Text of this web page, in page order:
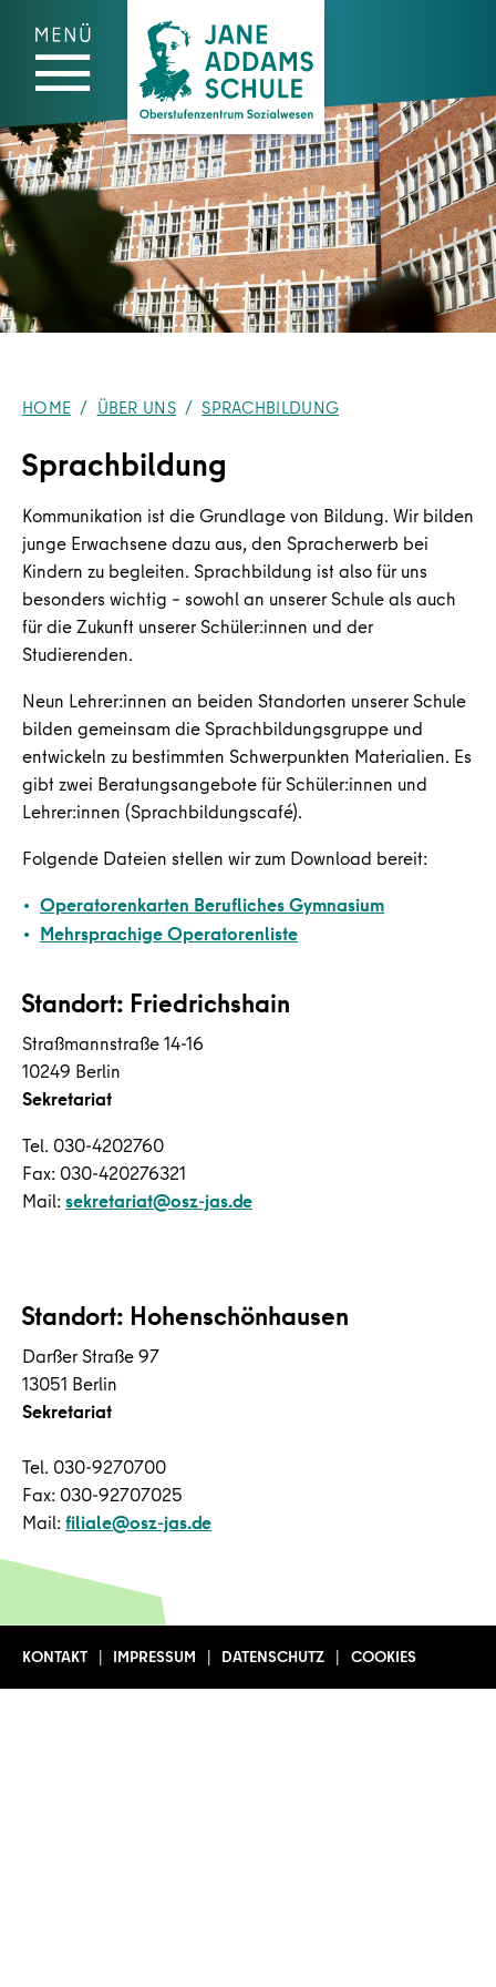
Zum Hauptinhalt springen
Zum Fußzeilenmenü springen
Zum Cookie-Banner springen
HOME ÜBER UNS SPRACHBILDUNG
Sprachbildung
Kommunikation ist die Grundlage von Bildung. Wir bilden
junge Erwachsene dazu aus, den Spracherwerb bei
Kindern zu begleiten. Sprachbildung ist also für uns
besonders wichtig – sowohl an unserer Schule als auch
für die Zukunft unserer Schüler:innen und der
Studierenden.
Neun Lehrer:innen an beiden Standorten unserer Schule
bilden gemeinsam die Sprachbildungsgruppe und
entwickeln zu bestimmten Schwerpunkten Materialien. Es
gibt zwei Beratungsangebote für Schüler:innen und
Lehrer:innen (Sprachbildungscafé).
Folgende Dateien stellen wir zum Download bereit:
Operatorenkarten Berufliches Gymnasium
Mehrsprachige Operatorenliste
Standort: Friedrichshain
Straßmannstraße 14-16
10249 Berlin
Sekretariat
Tel. 030-4202760
Fax: 030-420276321
Mail:sekretariat@osz-jas.de
Standort: Hohenschönhausen
Darßer Straße 97
13051 Berlin
Sekretariat
Tel. 030-9270700
Fax: 030-92707025
Mail:filiale@osz-jas.de
KONTAKT IMPRESSUM DATENSCHUTZ COOKIES